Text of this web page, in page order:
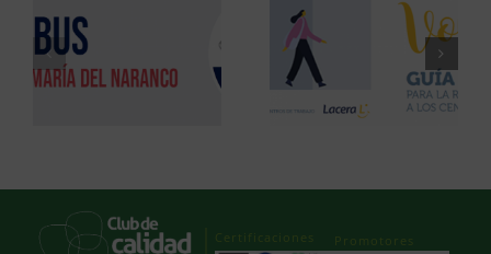
Certificaciones Promotores